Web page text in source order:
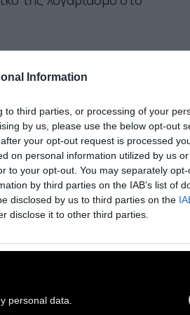
Information
to third parties, or processing of your
by us, please use the below opt-out
your opt-out request is processed
on personal information utilized by us
to your opt-out. You may separately
by third parties on the IAB’s list of
disclosed by us to third parties on the
disclose it to other third parties.
personal data.
ανέφερε σχετικά: "Δεν
πολύ τραυματική
παρενόχληση,
δύσκολο να την
είσαι ανήλικη. Ήμουν 17
για την δική μου
τις κοπέλες που
Μπορείς να
τον εαυτό σου με